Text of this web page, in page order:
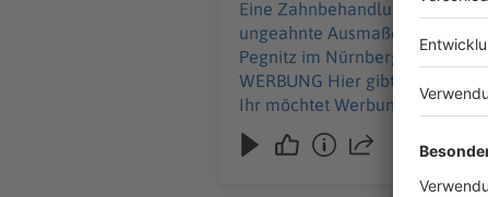
Eine Zahnbehandlung endet
ungeahnte Ausmaße an und Ralf wird betriebsintern
Pegnitz im Nürnberger Land,
WERBUNG Hier gibt es viele Rabatte und alle Infos zu den Werbepartnern und „NotAufnahme“: https://linktr.ee/notaufnahme
Ihr möchtet Werbung in diesem